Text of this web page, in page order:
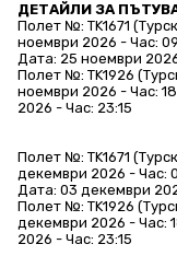
ДЕТАЙЛИ ЗА
Полет №: TK1671
ноември 2026 - Час:
Дата: 25 ноември
Полет №: TK1926
ноември 2026 - Час:
2026 - Час: 23:15
Полет №: TK1671
декември 2026 - Час:
Дата: 03 декември
Полет №: TK1926
декември 2026 - Час:
2026 - Час: 23:15